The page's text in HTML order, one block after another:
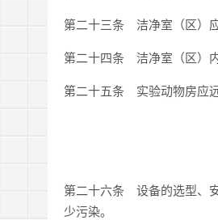
第二十三条 洁净室（区）
第二十四条 洁净室（区）
第二十五条 实验动物房应远
第二十六条 设备的选型、
少污染。